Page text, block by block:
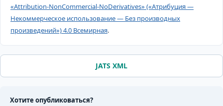
«Attribution-NonCommercial-NoDerivatives» («Атрибуция —
Некоммерческое использование — Без производных
произведений») 4.0 Всемирная.
JATS XML
Хотите опубликоваться?